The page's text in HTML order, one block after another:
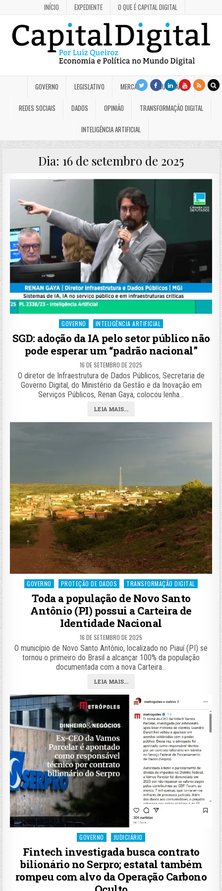
INÍCIO EXPEDIENTE O QUE É CAPITAL DIGITAL
GOVERNO LEGISLATIVO MERCADO JUDICIÁRIO
REDES SOCIAIS DADOS OPINIÃO TRANSFORMAÇÃO DIGITAL
INTELIGÊNCIA ARTIFICIAL
Dia: 16 de setembro de 2025
Posted
in
GOVERNO INTELIGÊNCIA ARTIFICIAL
SGD: adoção da IA pelo setor público não
pode esperar um “padrão nacional”
16 DE SETEMBRO DE 2025
O diretor de Infraestrutura de Dados Públicos, Secretaria de
Governo Digital, do Ministério da Gestão e da Inovação em
Serviços Públicos, Renan Gaya, colocou lenha…
LEIA MAIS...
Posted
GOVERNO PROTEÇÃO DE DADOS TRANSFORMAÇÃO DIGITAL
Toda a população de Novo Santo
Antônio (PI) possui a Carteira de
Identidade Nacional
16 DE SETEMBRO DE 2025
O município de Novo Santo Antônio, localizado no Piauí (PI) se
tornou o primeiro do Brasil a alcançar 100% da população
documentada com a nova Carteira…
LEIA MAIS...
Posted
GOVERNO JUDICIÁRIO
Fintech investigada busca contrato
bilionário no Serpro; estatal também
rompeu com alvo da Operação Carbono